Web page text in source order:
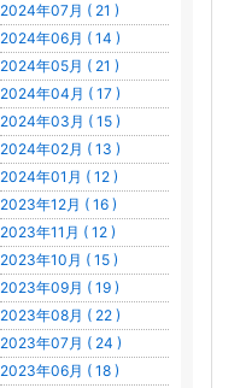
2024年07月 ( 21 )
2024年06月 ( 14 )
2024年05月 ( 21 )
2024年04月 ( 17 )
2024年03月 ( 15 )
2024年02月 ( 13 )
2024年01月 ( 12 )
2023年12月 ( 16 )
2023年11月 ( 12 )
2023年10月 ( 15 )
2023年09月 ( 19 )
2023年08月 ( 22 )
2023年07月 ( 24 )
2023年06月 ( 18 )